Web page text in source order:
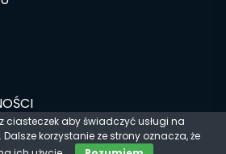
Designed & Developed by
ciasteczek aby świadczyć usługi na
korzystanie ze strony oznacza, że